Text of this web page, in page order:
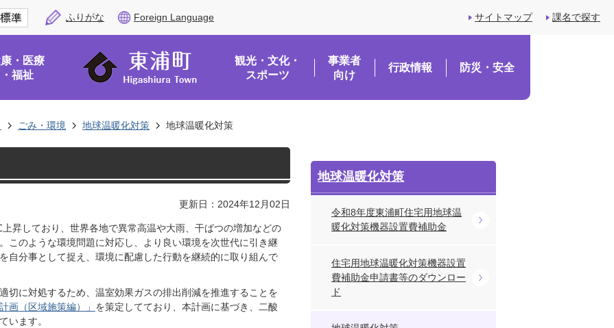
ふりがな Foreign Language サイトマップ 課名で探す
・医療
・福祉
観光・文化・
スポーツ
事業者
向け
行政情報 防災・安全
ごみ・環境 地球温暖化対策 地球温暖化対策
更新日：2024年12月02日
昇しており、世界各地で異常高温や大雨、干ばつの増加などの
このような環境問題に対応し、より良い環境を次世代に引き継
自分事として捉え、環境に配慮した行動を継続的に取り組んで
切に対処するため、温室効果ガスの排出削減を推進することを
画（区域施策編）」 を策定してており、本計画に基づき、二酸
います。
地球温暖化対策
令和8年度東浦町住宅用地球温
暖化対策機器設置費補助金
住宅用地球温暖化対策機器設置
費補助金申請書等のダウンロー
ド